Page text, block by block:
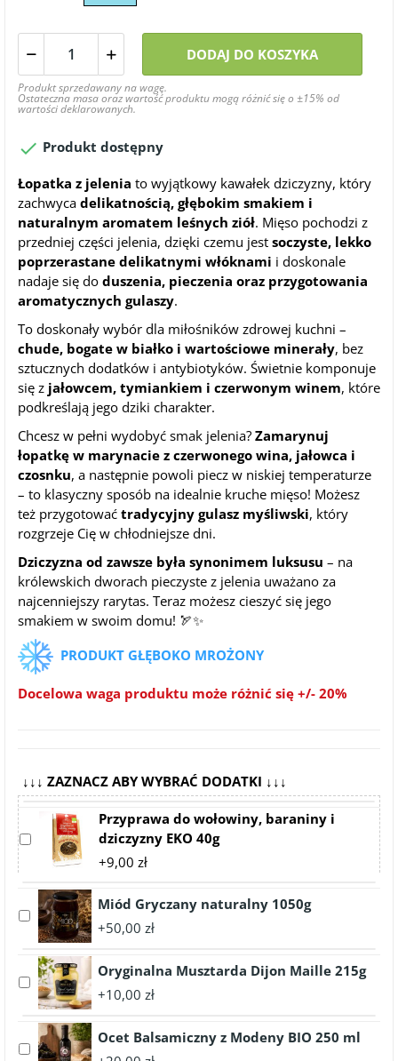
DODAJ DO KOSZYKA
Produkt sprzedawany na wagę.
Ostateczna masa oraz wartość produktu mogą różnić się o ±15% od
wartości deklarowanych.
 Produkt dostępny
Łopatka z jelenia to wyjątkowy kawałek dziczyzny, który
zachwyca delikatnością, głębokim smakiem i
naturalnym aromatem leśnych ziół. Mięso pochodzi z
przedniej części jelenia, dzięki czemu jest soczyste, lekko
poprzerastane delikatnymi włóknami i doskonale
nadaje się do duszenia, pieczenia oraz przygotowania
aromatycznych gulaszy.
To doskonały wybór dla miłośników zdrowej kuchni –
chude, bogate w białko i wartościowe minerały, bez
sztucznych dodatków i antybiotyków. Świetnie komponuje
się z jałowcem, tymiankiem i czerwonym winem, które
podkreślają jego dziki charakter.
Chcesz w pełni wydobyć smak jelenia? Zamarynuj
łopatkę w marynacie z czerwonego wina, jałowca i
czosnku, a następnie powoli piecz w niskiej temperaturze
– to klasyczny sposób na idealnie kruche mięso! Możesz
też przygotować tradycyjny gulasz myśliwski, który
rozgrzeje Cię w chłodniejsze dni.
Dziczyzna od zawsze była synonimem luksusu – na
królewskich dworach pieczyste z jelenia uważano za
najcenniejszy rarytas. Teraz możesz cieszyć się jego
smakiem w swoim domu! 🏹✨
PRODUKT GŁĘBOKO MROŻONY
Docelowa waga produktu może różnić się +/- 20%
↓↓↓ ZAZNACZ ABY WYBRAĆ DODATKI ↓↓↓
Select
accessory
do
wołowiny,
baraniny
dziczyzny
EKO
40g
Przyprawa do wołowiny, baraniny i
dziczyzny EKO 40g
+9,00 zł
Select
accessory
Miód
Gryczany
naturalny
1050g
Miód Gryczany naturalny 1050g
+50,00 zł
Select
accessory
Oryginalna
Musztarda
Dijon
Oryginalna Musztarda Dijon Maille 215g
+10,00 zł
Select
Ocet Balsamiczny z Modeny BIO 250 ml